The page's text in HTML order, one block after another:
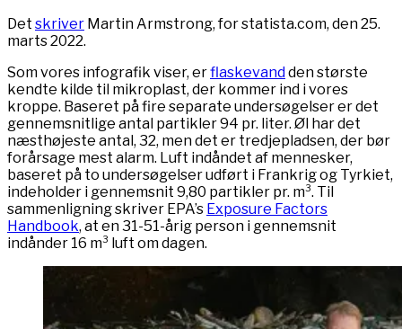
Det skriver Martin Armstrong, for statista.com, den 25.
marts 2022.
Som vores infografik viser, erflaskevand den største
kendte kilde til mikroplast, der kommer ind i vores
kroppe. Baseret på fire separate undersøgelser er det
gennemsnitlige antal partikler 94 pr. liter. Øl har det
næsthøjeste antal, 32, men det er tredjepladsen, der bør
forårsage mest alarm. Luft indåndet af mennesker,
baseret på to undersøgelser udført i Frankrig og Tyrkiet,
indeholder i gennemsnit 9,80 partikler pr. m³. Til
sammenligning skriver EPA’s Exposure Factors
Handbook, at en 31-51-årig person i gennemsnit
indånder 16 m³ luft om dagen.